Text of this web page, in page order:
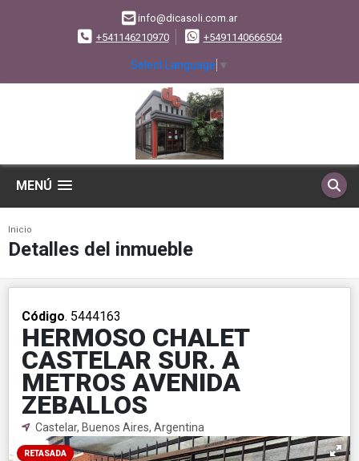
info@dicasoli.com.ar
+541146210970
+5491140666504
Select Language ▼
MENÚ
Inicio
Detalles del inmueble
Código. 5444163
HERMOSO CHALET
CASTELAR SUR. A
METROS AVENIDA
ZEBALLOS
Castelar, Buenos Aires, Argentina
RETASADA